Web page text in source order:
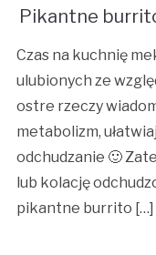
Pikantne
Czas na kuchnię
ulubionych ze
ostre rzeczy
metabolizm,
odchudzanie 🙂
lub kolację
pikantne burrito […]